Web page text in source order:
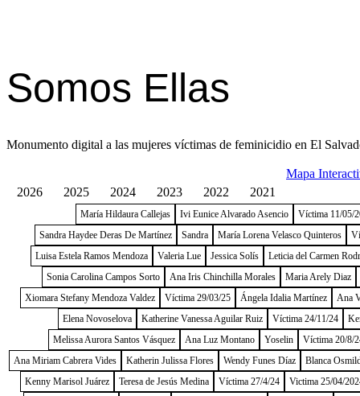
Somos Ellas
Monumento digital a las mujeres víctimas de feminicidio en El
Mapa
2026
2025 2024 2023 2022 2021
María Hildaura Callejas Ivi Eunice Alvarado Asencio
Víctima 11/05/
Sandra Haydee Deras De Martínez
Sandra María Lorena Velasco Quinteros
Luisa Estela Ramos Mendoza
Valeria Lue Jessica Solís
Leticia del Carmen
Sonia Carolina Campos Sorto
Ana Iris Chinchilla Morales
Maria Arely Diaz
Xiomara Stefany Mendoza Valdez
Víctima 29/03/25 Ángela Idalia Martínez
Ana
Elena Novoselova
Katherine Vanessa Aguilar Ruiz Víctima 24/11/24
Melissa Aurora Santos Vásquez
Ana Luz Montano Yoselin
Víctima 20/8/
Ana Miriam Cabrera Vides
Katherin Julissa Flores Wendy Funes Díaz
Blanca
Kenny Marisol Juárez
Teresa de Jesús Medina Víctima 27/4/24
Victima 25/04/